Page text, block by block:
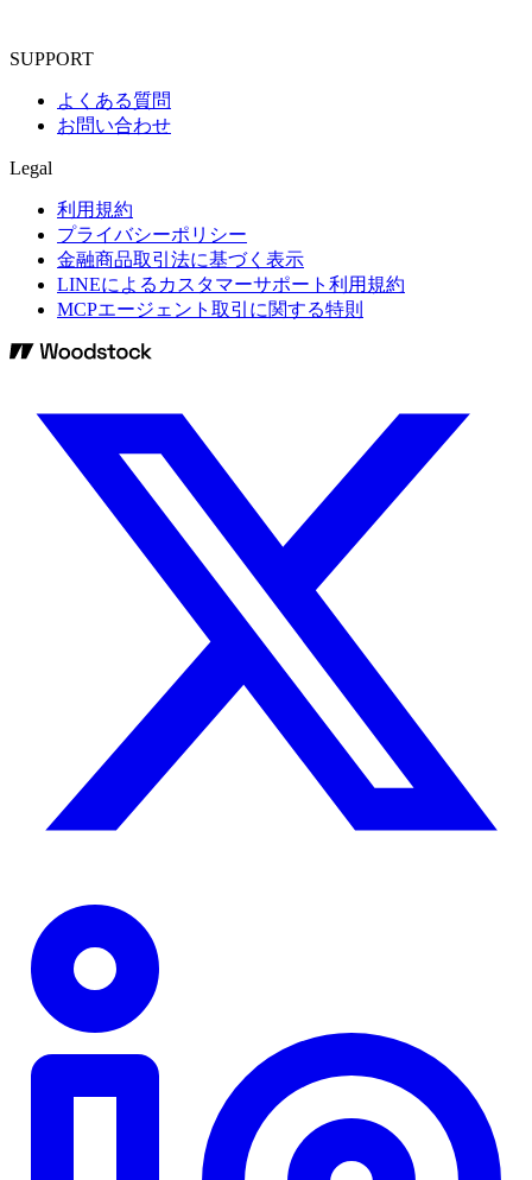
SUPPORT
よくある質問
お問い合わせ
Legal
利用規約
プライバシーポリシー
金融商品取引法に基づく表示
LINEによるカスタマーサポート利用規約
MCPエージェント取引に関する特則